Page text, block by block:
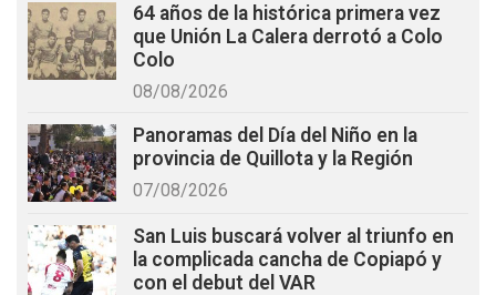
64 años de la histórica primera vez
que Unión La Calera derrotó a Colo
Colo
08/08/2026
Panoramas del Día del Niño en la
provincia de Quillota y la Región
07/08/2026
San Luis buscará volver al triunfo en
la complicada cancha de Copiapó y
con el debut del VAR